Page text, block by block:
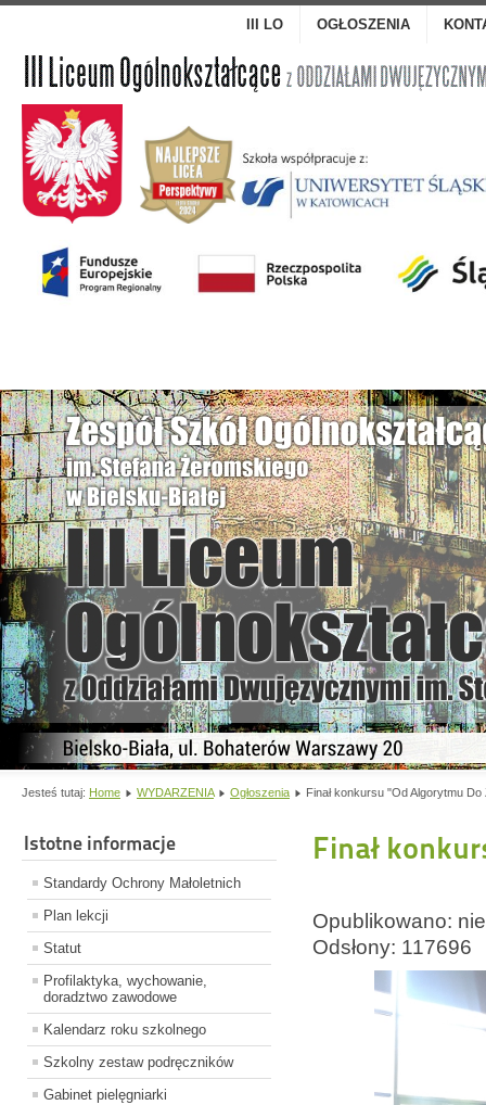
III LO OGŁOSZENIA
Jesteś tutaj: Home WYDARZENIA Ogłoszenia Finał konkursu "Od Algorytmu
Istotne informacje
Standardy Ochrony Małoletnich
Plan lekcji
Statut
Profilaktyka, wychowanie,
doradztwo zawodowe
Kalendarz roku szkolnego
Szkolny zestaw podręczników
Gabinet pielęgniarki
Finał
Opublikowano:
Odsłony: 117696